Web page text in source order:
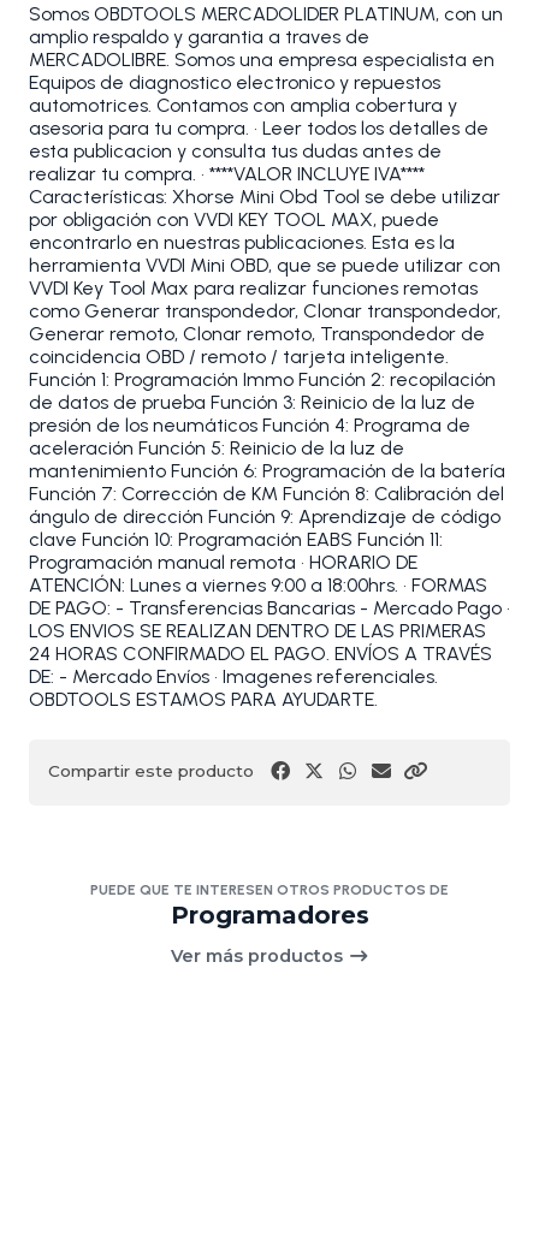
Somos OBDTOOLS MERCADOLIDER PLATINUM, con un
amplio respaldo y garantia a traves de
MERCADOLIBRE. Somos una empresa especialista en
Equipos de diagnostico electronico y repuestos
automotrices. Contamos con amplia cobertura y
asesoria para tu compra. • Leer todos los detalles de
esta publicacion y consulta tus dudas antes de
realizar tu compra. • ****VALOR INCLUYE IVA****
Características: Xhorse Mini Obd Tool se debe utilizar
por obligación con VVDI KEY TOOL MAX, puede
encontrarlo en nuestras publicaciones. Esta es la
herramienta VVDI Mini OBD, que se puede utilizar con
VVDI Key Tool Max para realizar funciones remotas
como Generar transpondedor, Clonar transpondedor,
Generar remoto, Clonar remoto, Transpondedor de
coincidencia OBD / remoto / tarjeta inteligente.
Función 1: Programación Immo Función 2: recopilación
de datos de prueba Función 3: Reinicio de la luz de
presión de los neumáticos Función 4: Programa de
aceleración Función 5: Reinicio de la luz de
mantenimiento Función 6: Programación de la batería
Función 7: Corrección de KM Función 8: Calibración del
ángulo de dirección Función 9: Aprendizaje de código
clave Función 10: Programación EABS Función 11:
Programación manual remota • HORARIO DE
ATENCIÓN: Lunes a viernes 9:00 a 18:00hrs. • FORMAS
DE PAGO: - Transferencias Bancarias - Mercado Pago •
LOS ENVIOS SE REALIZAN DENTRO DE LAS PRIMERAS
24 HORAS CONFIRMADO EL PAGO. ENVÍOS A TRAVÉS
DE: - Mercado Envíos • Imagenes referenciales.
OBDTOOLS ESTAMOS PARA AYUDARTE.
Compartir este producto
PUEDE QUE TE INTERESEN OTROS PRODUCTOS DE
Programadores
Ver más productos